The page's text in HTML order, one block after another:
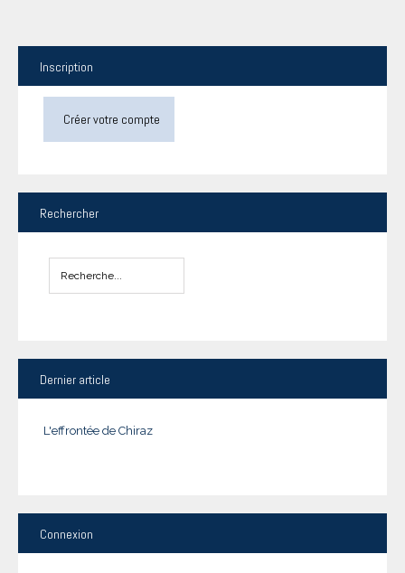
Inscription
Créer votre compte
Rechercher
Dernier article
L'effrontée de Chiraz
Connexion